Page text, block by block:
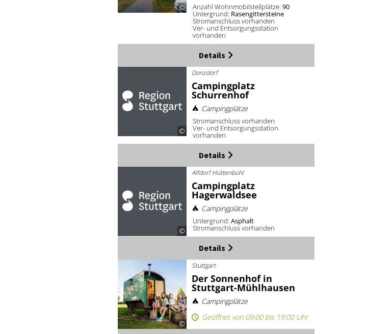
© Anzahl Wohnmobilstellplätze:90
Untergrund: Rasengittersteine
Stromanschluss vorhanden
Ver- und Entsorgungsstation
vorhanden
Details
©
Donzdorf
Campingplatz
Schurrenhof
Campingplätze
Stromanschluss vorhanden
Ver- und Entsorgungsstation
vorhanden
Details
©
Alfdorf Hüttenbühl
Campingplatz
Hagerwaldsee
Campingplätze
Untergrund:Asphalt
Stromanschluss vorhanden
Details
©
Stuttgart
Der Sonnenhof in
Stuttgart-Mühlhausen
Campingplätze
Geöffnet von 09:00 bis 19:00 Uhr